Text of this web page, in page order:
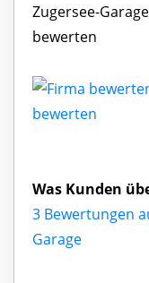
Zugersee-
bewerten
bewerten
Was Kunden
3 Bewertungen
Garage